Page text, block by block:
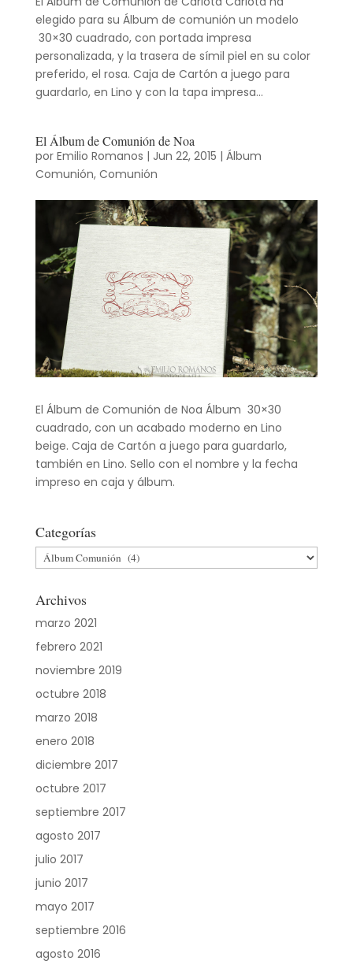
elegido para su Álbum de comunión un modelo
30×30 cuadrado, con portada impresa
personalizada, y la trasera de símil piel en su color
preferido, el rosa. Caja de Cartón a juego para
guardarlo, en Lino y con la tapa impresa...
El Álbum de Comunión de Noa
por Emilio Romanos | Jun 22, 2015 | Álbum
Comunión, Comunión
El Álbum de Comunión de Noa Álbum 30×30
cuadrado, con un acabado moderno en Lino
beige. Caja de Cartón a juego para guardarlo,
también en Lino. Sello con el nombre y la fecha
impreso en caja y álbum.
Categorías
Categorías
Archivos
marzo 2021
febrero 2021
noviembre 2019
octubre 2018
marzo 2018
enero 2018
diciembre 2017
octubre 2017
septiembre 2017
agosto 2017
julio 2017
junio 2017
mayo 2017
septiembre 2016
agosto 2016